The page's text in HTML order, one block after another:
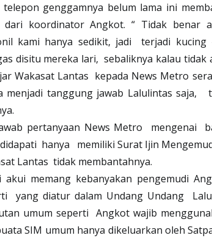
telepon genggamnya belum lama ini
dari koordinator Angkot. “ Tidak benar
kami hanya sedikit, jadi
terjadi kucing
disitu mereka lari, sebaliknya kalau tidak
Wakasat Lantas kepada News Metro
menjadi tanggung jawab Lalulintas saja,
pertanyaan News Metro
mengenai
hanya memiliki Surat Ijin
Lantas tidak membantahnya.
akui memang kebanyakan pengemudi
yang diatur dalam Undang Undang
umum seperti Angkot wajib
SIM umum hanya dikeluarkan oleh